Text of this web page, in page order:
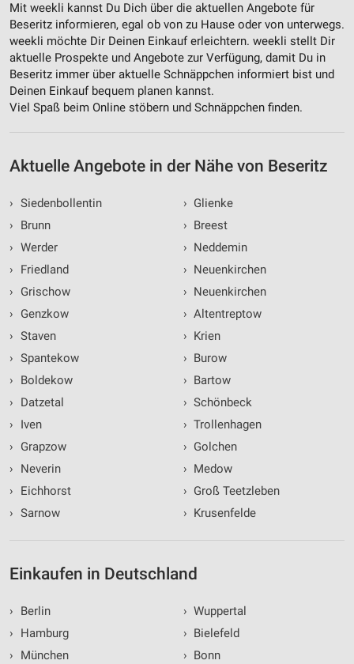
Mit weekli kannst Du Dich über die aktuellen Angebote für
Beseritz informieren, egal ob von zu Hause oder von unterwegs.
weekli möchte Dir Deinen Einkauf erleichtern. weekli stellt Dir
aktuelle Prospekte und Angebote zur Verfügung, damit Du in
Beseritz immer über aktuelle Schnäppchen informiert bist und
Deinen Einkauf bequem planen kannst.
Viel Spaß beim Online stöbern und Schnäppchen finden.
Aktuelle Angebote in der Nähe von Beseritz
› Siedenbollentin
›
Brunn
› Werder
›
Friedland
›
Grischow
›
Genzkow
› Staven
› Spantekow
›
Boldekow
›
Datzetal
›
Iven
›
Grapzow
›
Neverin
›
Eichhorst
› Sarnow
› Glienke
› Breest
› Neddemin
› Neuenkirchen
› Neuenkirchen
› Altentreptow
› Krien
› Burow
› Bartow
› Schönbeck
› Trollenhagen
› Golchen
› Medow
› Groß Teetzleben
› Krusenfelde
Einkaufen in Deutschland
›
Berlin
›
Hamburg
›
München
› Wuppertal
› Bielefeld
› Bonn